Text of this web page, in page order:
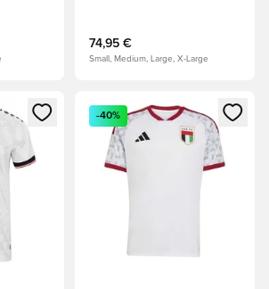
74,95 €
Small, Medium, Large, X-Large
modale per accedere o registrarsi come
Apre una finestra modale
-40%